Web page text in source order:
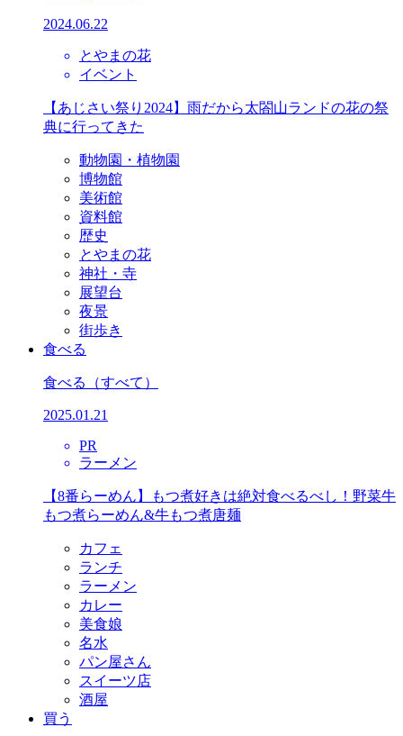
2024.06.22
とやまの花
イベント
【あじさい祭り2024】雨だから太閤山ランドの花の祭
典に行ってきた
動物園・植物園
博物館
美術館
資料館
歴史
とやまの花
神社・寺
展望台
夜景
街歩き
食べる
食べる （すべて）
2025.01.21
PR
ラーメン
【8番らーめん】もつ煮好きは絶対食べるべし！野菜牛
もつ煮らーめん&牛もつ煮唐麺
カフェ
ランチ
ラーメン
カレー
美食娘
名水
パン屋さん
スイーツ店
酒屋
買う